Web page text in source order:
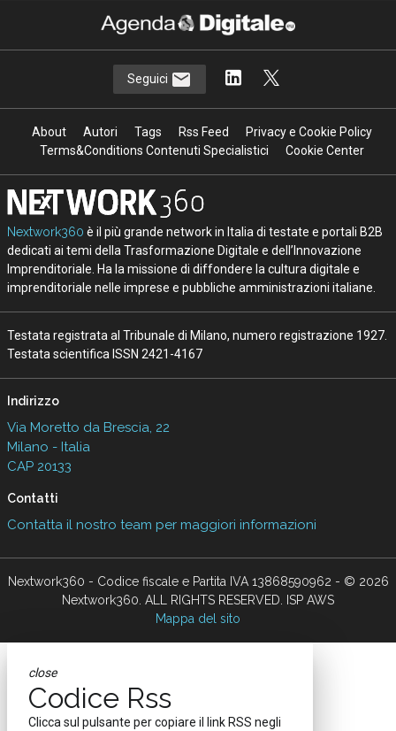
Seguici
About Autori Tags Rss Feed
Privacy e Cookie Policy
Terms&Conditions Contenuti Specialistici
Cookie Center
Nextwork360 è il più grande network in Italia di testate e portali B2B
dedicati ai temi della Trasformazione Digitale e dell’Innovazione
Imprenditoriale. Ha la missione di diffondere la cultura digitale e
imprenditoriale nelle imprese e pubbliche amministrazioni italiane.
Testata registrata al Tribunale di Milano, numero registrazione 1927.
Testata scientifica ISSN 2421-4167
Indirizzo
Via Moretto da Brescia, 22
Milano - Italia
CAP 20133
Contatti
Contatta il nostro team per maggiori informazioni
Nextwork360 - Codice fiscale e Partita IVA 13868590962 - © 2026
Nextwork360. ALL RIGHTS RESERVED. ISP AWS
Mappa del sito
close
Codice Rss
Clicca sul pulsante per copiare il link RSS negli